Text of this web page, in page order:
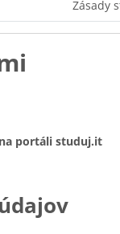
Zásady
portáli studuj.it